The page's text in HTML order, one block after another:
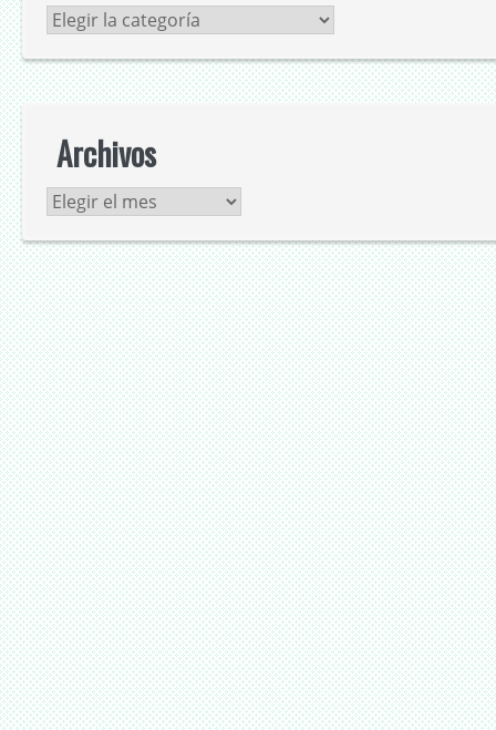
Categorías
Archivos
Archivos